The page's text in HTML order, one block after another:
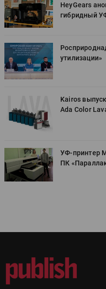
HeyGears
гибридный
утилизации»
Kairos
Ada Color
УФ-принтер
ПК